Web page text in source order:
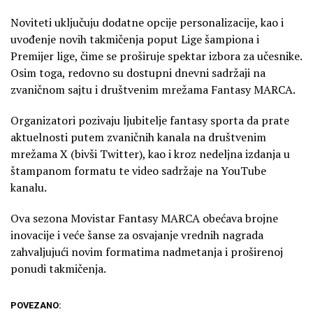
Noviteti uključuju dodatne opcije personalizacije, kao i
uvođenje novih takmičenja poput Lige šampiona i
Premijer lige, čime se proširuje spektar izbora za učesnike.
Osim toga, redovno su dostupni dnevni sadržaji na
zvaničnom sajtu i društvenim mrežama Fantasy MARCA.
Organizatori pozivaju ljubitelje fantasy sporta da prate
aktuelnosti putem zvaničnih kanala na društvenim
mrežama X (bivši Twitter), kao i kroz nedeljna izdanja u
štampanom formatu te video sadržaje na YouTube
kanalu.
Ova sezona Movistar Fantasy MARCA obećava brojne
inovacije i veće šanse za osvajanje vrednih nagrada
zahvaljujući novim formatima nadmetanja i proširenoj
ponudi takmičenja.
POVEZANO: